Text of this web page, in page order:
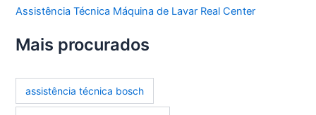
Assistência Técnica Máquina de Lavar Real Center
Mais procurados
assistência técnica bosch